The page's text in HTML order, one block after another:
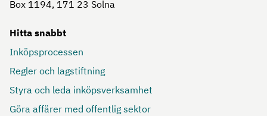
Box 1194, 171 23 Solna
Hitta snabbt
Inköpsprocessen
Regler och lagstiftning
Styra och leda inköpsverksamhet
Göra affärer med offentlig sektor